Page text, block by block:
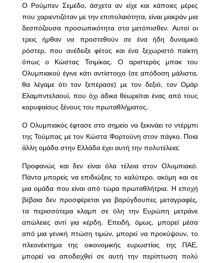
Ο Ρούμπεν Σεμέδο, άσχετα αν είχε και κάποιες μέρες
που χαριεντιζόταν με την επιπολαιότητα, είναι μακράν μια
δεσπόζουσα προσωπικότητα στα μετόπισθεν. Αυτοί οι
τρεις ήρθαν να προστεθούν σε ένα ήδη δυναμικό
ρόστερ, που ανέδειξε φέτος και ένα ξεχωριστό παίκτη
όπως ο Κώστας Τσιμίκας. Ο αριστερός μπακ του
Ολυμπιακού έγινε κάτι αντίστοιχο (σε απόδοση μάλιστα,
θα λέγαμε ότι τον ξεπέρασε) με τον δεξιό, τον Ομάρ
Ελαμπντελαουί, που όχι άδικα θεωρείται ένας από τους
κορυφαίους ξένους του πρωταθλήματος.
Ο Ολυμπιακός έφτασε στο σημείο να ξεκινάει το ντέρμπι
της Τούμπας με τον Κώστα Φορτούνη στον πάγκο. Ποια
άλλη ομάδα στην Ελλάδα έχει αυτή την πολυτέλεια;
Προφανώς και δεν είναι όλα τέλεια στον Ολυμπιακό.
Πάντα μπορείς να επιδιώξεις το καλύτερο, ακόμη και σε
μια ομάδα που είναι από τώρα πρωταθλήτρια. Η εποχή
βέβαια δεν προσφέρεται για βαρύγδουπες μεταγραφές,
τα περισσότερα κλαμπ σε όλη την Ευρώπη μετράνε
απώλειες αντί για κέρδη. Επειδή, όμως, μπορεί μέσα
από μια γενική πτώση τιμών, μπορεί να προκύψουν, το
πλεονέκτημα της οικονομικής ευρωστίας της ΠΑΕ,
μπορεί να αποδειχθεί σε αυτή την περίπτωση πολύ